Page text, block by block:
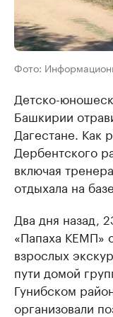
Фото:
Детско-
Башкирии
Дагестане. Как
Дербентского
включая
отдыхала на
Два дня назад,
«Папаха КЕМП»
взрослых
пути домой
Гунибском
организовали